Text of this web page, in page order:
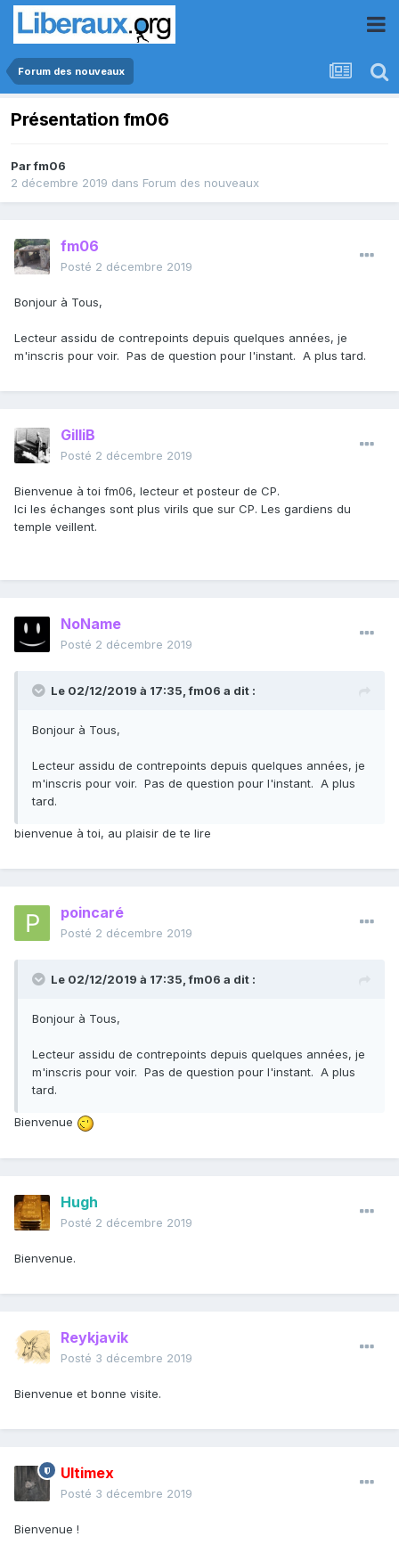
Forum des nouveaux
Présentation fm06
Parfm06
2 décembre 2019 dans Forum des nouveaux
fm06
Posté 2 décembre 2019
Bonjour à Tous,
Lecteur assidu de contrepoints depuis quelques années, je
m'inscris pour voir. Pas de question pour l'instant. A plus tard.
GilliB
Posté 2 décembre 2019
Bienvenue à toi fm06, lecteur et posteur de CP.
Ici les échanges sont plus virils que sur CP. Les gardiens du
temple veillent.
NoName
Posté 2 décembre 2019
Le 02/12/2019 à 17:35,fm06 a dit :
Bonjour à Tous,
Lecteur assidu de contrepoints depuis quelques années, je
m'inscris pour voir. Pas de question pour l'instant. A plus
tard.
bienvenue à toi, au plaisir de te lire
poincaré
Posté 2 décembre 2019
Le 02/12/2019 à 17:35,fm06 a dit :
Bonjour à Tous,
Lecteur assidu de contrepoints depuis quelques années, je
m'inscris pour voir. Pas de question pour l'instant. A plus
tard.
Bienvenue
Hugh
Posté 2 décembre 2019
Bienvenue.
Reykjavik
Posté 3 décembre 2019
Bienvenue et bonne visite.
Ultimex
Posté 3 décembre 2019
Bienvenue !